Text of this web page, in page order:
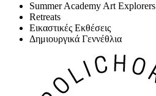
Summer Academy Art Explorers
Retreats
Εικαστικές Εκθέσεις
Δημιουργικά Γεννέθλια